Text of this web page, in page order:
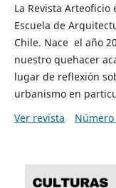
La Revista
Escuela de
Chile. Nace el año
nuestro quehacer
lugar de reflexión
urbanismo en
Ver revista